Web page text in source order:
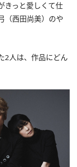
きっと愛しくて仕
（西田尚美）のや
2人は、作品にどん